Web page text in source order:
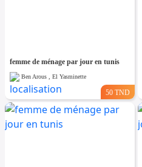
femme de ménage par jour en tunis
Ben Arous , El Yasminette
50 TND